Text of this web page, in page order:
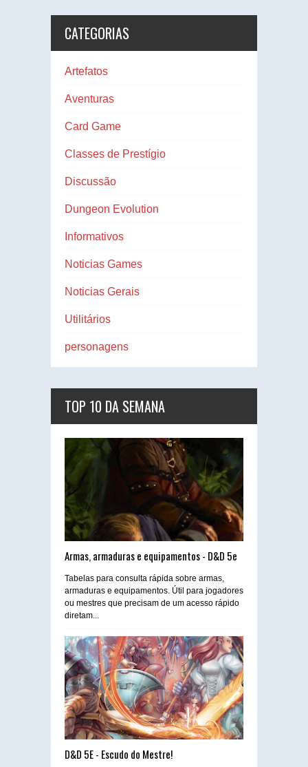
CATEGORIAS
Artefatos
Aventuras
Card Game
Classes de Prestígio
Discussão
Dungeon Evolution
Informativos
Noticias Games
Noticias Gerais
Utilitários
personagens
TOP 10 DA SEMANA
Armas, armaduras e equipamentos - D&D 5e
Tabelas para consulta rápida sobre armas,
armaduras e equipamentos. Útil para jogadores
ou mestres que precisam de um acesso rápido
diretam...
D&D 5E - Escudo do Mestre!